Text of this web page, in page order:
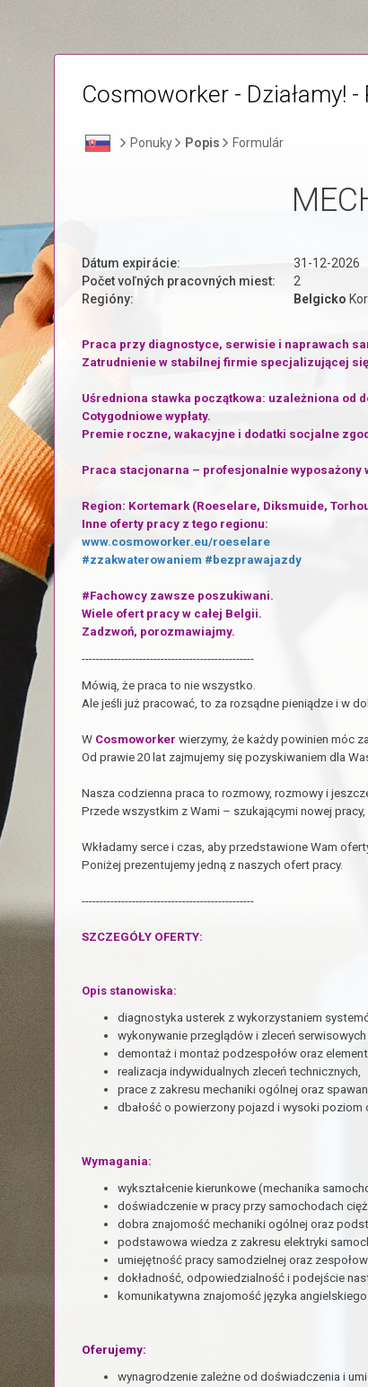
Cosmoworker - Działamy!
Ponuky Popis Formulár
Dátum expirácie:
31-12-2026
Počet voľných pracovných miest:
2
Regióny:
Belgicko
Praca przy diagnostyce, serwisie i naprawach
Zatrudnienie w stabilnej firmie specjalizującej
Uśredniona stawka początkowa: uzależniona od
Cotygodniowe wypłaty.
Premie roczne, wakacyjne i dodatki socjalne
Praca stacjonarna – profesjonalnie wyposażony
Region: Kortemark (Roeselare, Diksmuide,
Inne oferty pracy z tego regionu:
www.cosmoworker.eu/roeselare
#zzakwaterowaniem #bezprawajazdy
#Fachowcy zawsze poszukiwani.
Wiele ofert pracy w całej Belgii.
Zadzwoń, porozmawiajmy.
------------------------------------------------
Mówią, że praca to nie wszystko.
Ale jeśli już pracować, to za rozsądne pieniądze i w
W Cosmoworker wierzymy, że każdy powinien móc
Od prawie 20 lat zajmujemy się pozyskiwaniem dla
Nasza codzienna praca to rozmowy, rozmowy i
Przede wszystkim z Wami – szukającymi nowej
Wkładamy serce i czas, aby przedstawione Wam
Poniżej prezentujemy jedną z naszych ofert pracy.
------------------------------------------------
SZCZEGÓŁY OFERTY:
Opis stanowiska:
diagnostyka usterek z wykorzystaniem
wykonywanie przeglądów i zleceń
demontaż i montaż podzespołów oraz
realizacja indywidualnych zleceń technicznych,
prace z zakresu mechaniki ogólnej oraz
dbałość o powierzony pojazd i wysoki poziom
Wymagania:
wykształcenie kierunkowe (mechanika
doświadczenie w pracy przy samochodach
dobra znajomość mechaniki ogólnej oraz
podstawowa wiedza z zakresu elektryki
umiejętność pracy samodzielnej oraz
dokładność, odpowiedzialność i podejście
komunikatywna znajomość języka angielskiego.
Oferujemy:
wynagrodzenie zależne od doświadczenia i